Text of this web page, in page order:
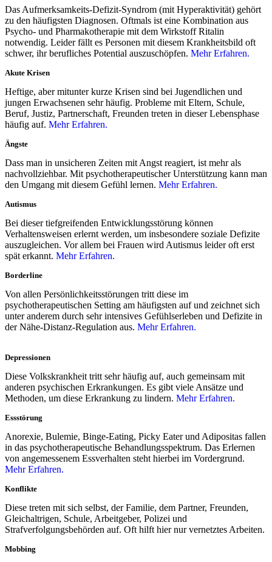
Das Aufmerksamkeits-Defizit-Syndrom (mit Hyperaktivität) gehört
zu den häufigsten Diagnosen. Oftmals ist eine Kombination aus
Psycho- und Pharmakotherapie mit dem Wirkstoff Ritalin
notwendig. Leider fällt es Personen mit diesem Krankheitsbild oft
schwer, ihr berufliches Potential auszuschöpfen. Mehr Erfahren.
Akute Krisen
Heftige, aber mitunter kurze Krisen sind bei Jugendlichen und
jungen Erwachsenen sehr häufig. Probleme mit Eltern, Schule,
Beruf, Justiz, Partnerschaft, Freunden treten in dieser Lebensphase
häufig auf. Mehr Erfahren.
Ängste
Dass man in unsicheren Zeiten mit Angst reagiert, ist mehr als
nachvollziehbar. Mit psychotherapeutischer Unterstützung kann man
den Umgang mit diesem Gefühl lernen. Mehr Erfahren.
Autismus
Bei dieser tiefgreifenden Entwicklungsstörung können
Verhaltensweisen erlernt werden, um insbesondere soziale Defizite
auszugleichen. Vor allem bei Frauen wird Autismus leider oft erst
spät erkannt. Mehr Erfahren.
Borderline
Von allen Persönlichkeitsstörungen tritt diese im
psychotherapeutischen Setting am häufigsten auf und zeichnet sich
unter anderem durch sehr intensives Gefühlserleben und Defizite in
der Nähe-Distanz-Regulation aus. Mehr Erfahren.
Depressionen
Diese Volkskrankheit tritt sehr häufig auf, auch gemeinsam mit
anderen psychischen Erkrankungen. Es gibt viele Ansätze und
Methoden, um diese Erkrankung zu lindern. Mehr Erfahren.
Essstörung
Anorexie, Bulemie, Binge-Eating, Picky Eater und Adipositas fallen
in das psychotherapeutische Behandlungsspektrum. Das Erlernen
von angemessenem Essverhalten steht hierbei im Vordergrund.
Mehr Erfahren.
Konflikte
Diese treten mit sich selbst, der Familie, dem Partner, Freunden,
Gleichaltrigen, Schule, Arbeitgeber, Polizei und
Strafverfolgungsbehörden auf. Oft hilft hier nur vernetztes Arbeiten.
Mobbing